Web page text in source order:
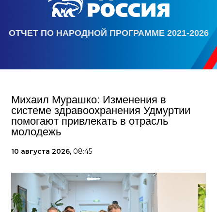
ОТЧЕТ ПО НАРОДНОЙ ПРОГРАММЕ 2021-2026
Михаил Мурашко: Изменения в
системе здравоохранения Удмуртии
помогают привлекать в отрасль
молодежь
10 августа 2026, 08:45